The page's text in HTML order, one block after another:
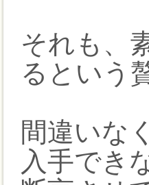
それも、
るという
間違いな
入手でき